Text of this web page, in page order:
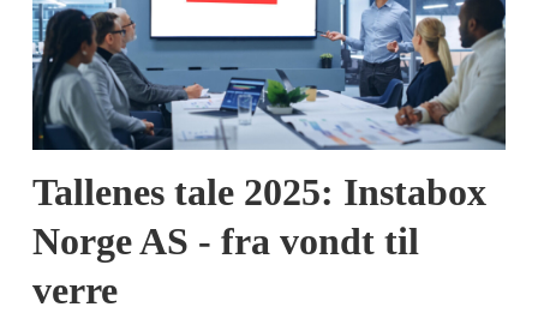
Tallenes tale 2025: Instabox
Norge AS - fra vondt til
verre